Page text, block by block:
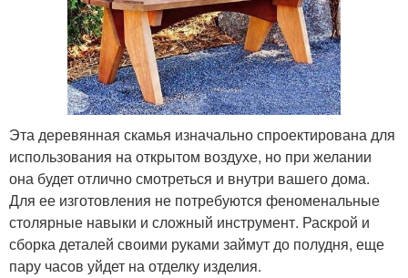
Эта деревянная скамья изначально спроектирована для
использования на открытом воздухе, но при желании
она будет отлично смотреться и внутри вашего дома.
Для ее изготовления не потребуются феноменальные
столярные навыки и сложный инструмент. Раскрой и
сборка деталей своими руками займут до полудня, еще
пару часов уйдет на отделку изделия.